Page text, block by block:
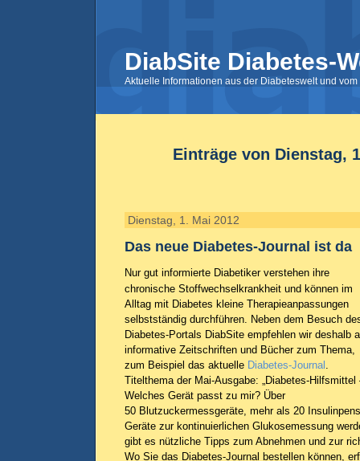
DiabSite Diabetes-
Aktuelle Informationen aus der Diabeteswelt und
Einträge von Dienstag,
Dienstag, 1. Mai 2012
Das neue Diabetes-Journal ist da
Nur gut informierte Diabetiker verstehen ihre
chronische Stoffwechselkrankheit und können im
Alltag mit Diabetes kleine Therapieanpassungen
selbstständig durchführen. Neben dem Besuch
Diabetes-Portals DiabSite empfehlen wir deshalb
informative Zeitschriften und Bücher zum Thema,
zum Beispiel das aktuelle Diabetes-Journal .
Titelthema der Mai-Ausgabe: „Diabetes-Hilfsmittel
Welches Gerät passt zu mir? Über
50 Blutzuckermessgeräte, mehr als 20
Geräte zur kontinuierlichen Glukosemessung
gibt es nützliche Tipps zum Abnehmen und zur
Wo Sie das Diabetes-Journal bestellen können,